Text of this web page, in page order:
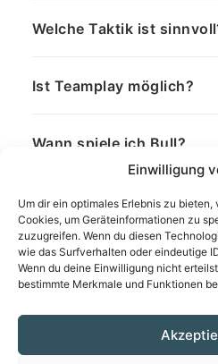
Einwilligung
Um dir ein optimales Erlebnis zu
Cookies, um Geräteinformationen zu
zuzugreifen. Wenn du diesen
wie das Surfverhalten oder eindeutige
Wenn du deine Einwilligung nicht
bestimmte Merkmale und Funktionen
Welche Taktik ist
Ist Teamplay möglich?
Wann spiele ich Bull?